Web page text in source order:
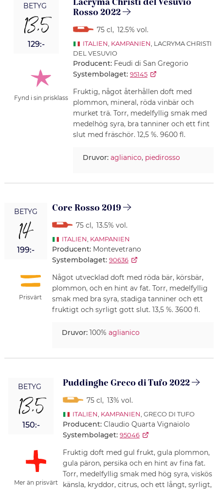
BETYG
13,5
129:-
Fynd i sin prisklass
Rosso 2022
75 cl, 12.5% vol.
ITALIEN KAMPANIEN , LACRYMA CHRISTI
DEL VESUVIO
Producent: Feudi di San Gregorio
Systembolaget: 95145
Fruktig, något återhållen doft med
plommon, mineral, röda vinbär och
murket trä. Torr, medelfyllig smak med
medelhög syra, bra tanniner och ett fint
slut med fräschör. 12,5 %. 9600 fl.
Druvor: aglianico, piedirosso
BETYG
14
199:-
Prisvärt
Core Rosso 2019
75 cl, 13.5% vol.
ITALIEN KAMPANIEN
Producent: Montevetrano
Systembolaget: 90636
Något utvecklad doft med röda bär, körsbär,
plommon, och en hint av fat. Torr, medelfyllig
smak med bra syra, stadiga tanniner och ett
fruktigt och syrligt gott slut. 13,5 %. 3600 fl.
Druvor:100% aglianico
BETYG
13,5
150:-
Mer än prisvärt
Puddinghe Greco di Tufo 2022
75 cl, 13% vol.
ITALIEN KAMPANIEN , GRECO DI TUFO
Producent: Claudio Quarta Vignaiolo
Systembolaget: 95046
Fruktig doft med gul frukt, gula plommon,
gula päron, persika och en hint av fina fat.
Torr, medelfyllig smak med hög syra, viskös
känsla, kryddor, citrus, och ett långt, syrligt,